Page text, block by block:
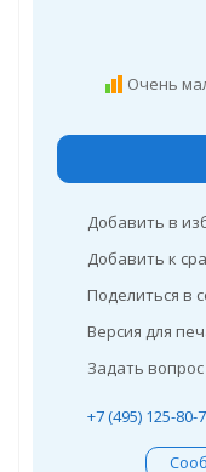
Очень
Добавить в
Добавить к
Поделиться в
Версия для
Задать вопрос
+7 (495) 125-80-